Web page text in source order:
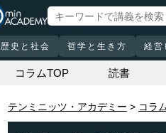
歴史と社会 哲学と生き方 経営
コラムTOP 読書
テンミニッツ・アカデミー コラ